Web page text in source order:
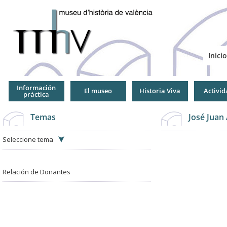
Inicio
Información
práctica El museo Historia Viva
Temas
Seleccione tema
Relación de Donantes
José